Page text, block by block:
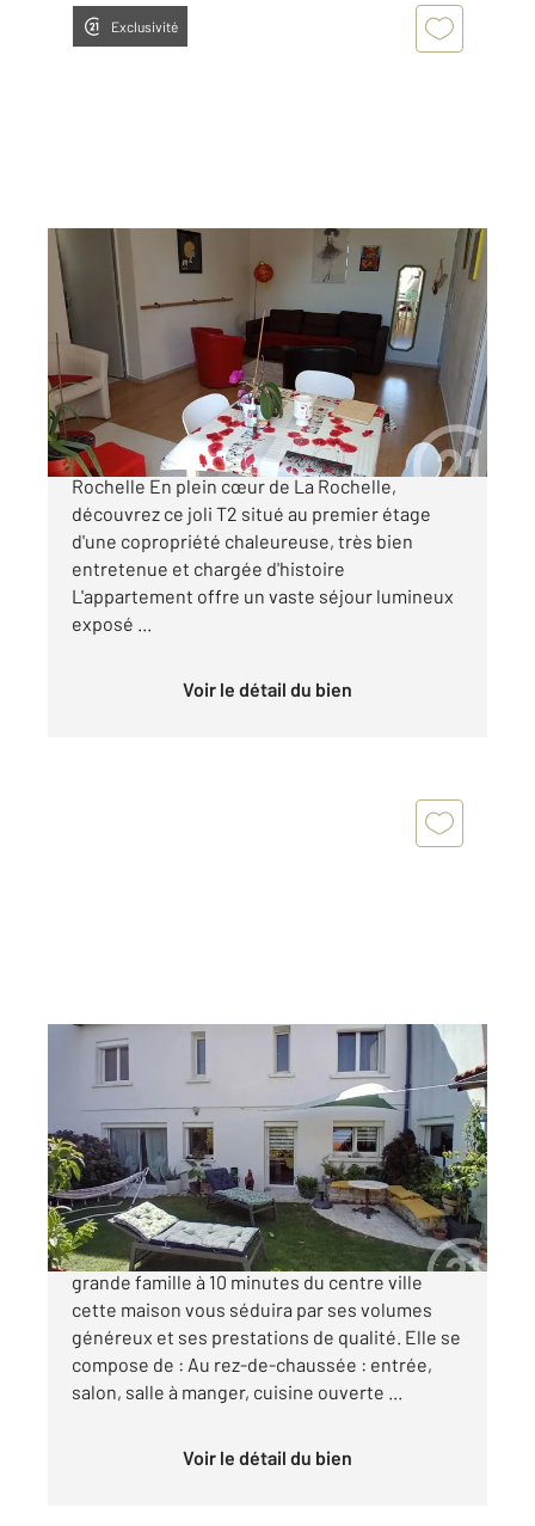
Exclusivité
LA ROCHELLE 17
2, 2 pièces
Ref : 18324
Appartement F2 Bis à vendre
249 550 €
Appartement T2 lumineux Hyper centre La
Rochelle En plein cœur de La Rochelle,
découvrez ce joli T2 situé au premier étage
d'une copropriété chaleureuse, très bien
entretenue et chargée d'histoire
L'appartement offre un vaste séjour lumineux
exposé ...
Voir le détail du bien
LA ROCHELLE 17
177 m , 6 pièces
Maison à vendre
679 500 €
LA ROCHELLE -BEAUREGARD Idéal pour une
grande famille à 10 minutes du centre ville
cette maison vous séduira par ses volumes
généreux et ses prestations de qualité. Elle se
compose de : Au rez-de-chaussée : entrée,
salon, salle à manger, cuisine ouverte ...
Voir le détail du bien